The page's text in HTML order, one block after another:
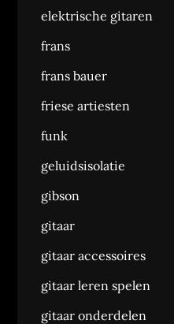
elektrische gitaren
frans
frans bauer
friese artiesten
funk
geluidsisolatie
gibson
gitaar
gitaar accessoires
gitaar leren spelen
gitaar onderdelen